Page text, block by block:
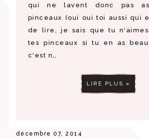
décembre 07, 2014
qui ne lavent donc pas
pinceaux (oui oui toi aussi qui
de lire, je sais que tu
tes pinceaux si tu en as
c'est n…
LIRE PLUS »